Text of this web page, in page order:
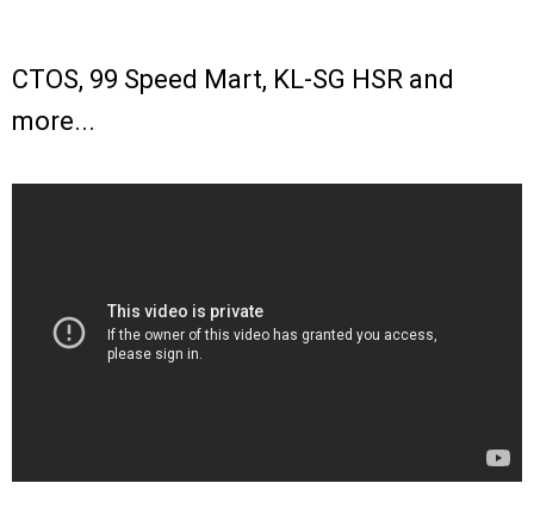
CTOS, 99 Speed Mart, KL-SG HSR and
more...